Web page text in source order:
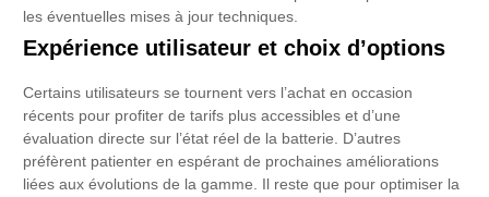
les éventuelles mises à jour techniques.
Expérience utilisateur et choix d’options
Certains utilisateurs se tournent vers l’achat en occasion
récents pour profiter de tarifs plus accessibles et d’une
évaluation directe sur l’état réel de la batterie. D’autres
préfèrent patienter en espérant de prochaines améliorations
liées aux évolutions de la gamme. Il reste que pour optimiser la